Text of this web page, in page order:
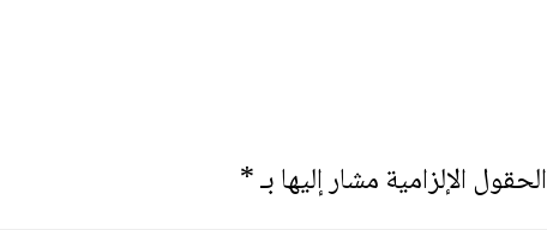
الحقول الإلزامية مشار إليها بـ*